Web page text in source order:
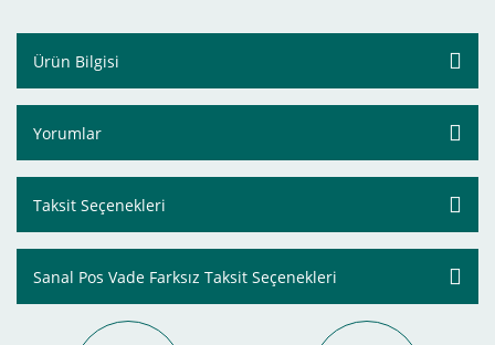
Ürün Bilgisi
Yorumlar
Taksit Seçenekleri
Sanal Pos Vade Farksız Taksit Seçenekleri